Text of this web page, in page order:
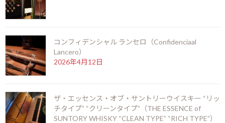
お盆期間の営業時間のお知らせ
2026年7月25日
ニューグローブ 10年（NEW GROVE 10 years）
2026年7月12日
コンフィデンシャル ランセロ（Confidenciaal
Lancero）
2026年4月12日
ザ・エッセンス・オブ・サントリーウイスキー “リッ
チタイプ” “クリーンタイプ”（THE ESSENCE of
SUNTORY WHISKY “CLEAN TYPE” “RICH TYPE”）